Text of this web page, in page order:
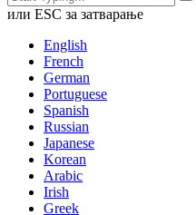
или ESC за затварање
English
French
German
Portuguese
Spanish
Russian
Japanese
Korean
Arabic
Irish
Greek